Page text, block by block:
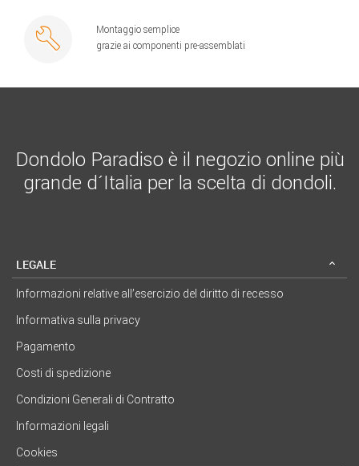
Montaggio semplice
grazie ai componenti pre-assemblati
Dondolo Paradiso è il negozio online più
grande d´Italia per la scelta di dondoli.
LEGALE
Informazioni relative all’esercizio del diritto di recesso
Informativa sulla privacy
Pagamento
Costi di spedizione
Condizioni Generali di Contratto
Informazioni legali
Cookies